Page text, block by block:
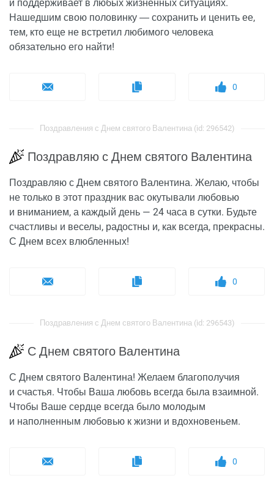
и поддерживает в любых жизненных ситуациях.
Нашедшим свою половинку ― сохранить и ценить ее,
тем, кто еще не встретил любимого человека
обязательно его найти!
0
Поздравления с Днем святого Валентина (id: 296542)
Поздравляю с Днем святого Валентина
Поздравляю с Днем святого Валентина. Желаю, чтобы
не только в этот праздник вас окутывали любовью
и вниманием, а каждый день — 24 часа в сутки. Будьте
счастливы и веселы, радостны и, как всегда, прекрасны.
С Днем всех влюбленных!
0
Поздравления с Днем святого Валентина (id: 296543)
С Днем святого Валентина
С Днем святого Валентина! Желаем благополучия
и счастья. Чтобы Ваша любовь всегда была взаимной.
Чтобы Ваше сердце всегда было молодым
и наполненным любовью к жизни и вдохновеньем.
0